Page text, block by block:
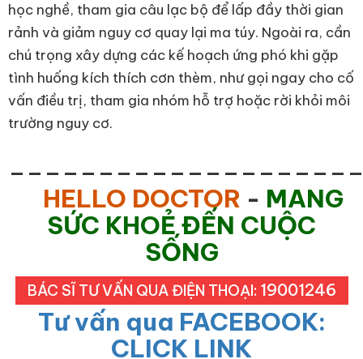
học nghề, tham gia câu lạc bộ để lấp đầy thời gian
rảnh và giảm nguy cơ quay lại ma túy. Ngoài ra, cần
chú trọng xây dựng các kế hoạch ứng phó khi gặp
tình huống kích thích cơn thèm, như gọi ngay cho cố
vấn điều trị, tham gia nhóm hỗ trợ hoặc rời khỏi môi
trường nguy cơ.
HELLO DOCTOR - MANG
SỨC KHOẺ ĐẾN CUỘC
SỐNG
BÁC SĨ TƯ VẤN QUA ĐIỆN THOẠI: 19001246
Tư vấn qua FACEBOOK:
CLICK LINK